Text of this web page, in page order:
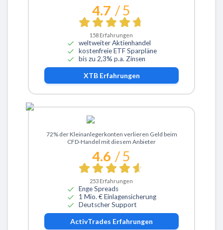
4.7 / 5
158 Erfahrungen
weltweiter Aktienhandel
kostenfreie ETF Sparpläne
bis zu 2,3% p.a. Zinsen
XTBErfahrungen
Zu ActivTrades
72% der Kleinanlegerkonten verlieren Geld beim
CFD-Handel mit diesem Anbieter
4.6 / 5
253 Erfahrungen
Enge Spreads
1 Mio. € Einlagensicherung
Deutscher Support
ActivTrades Erfahrungen